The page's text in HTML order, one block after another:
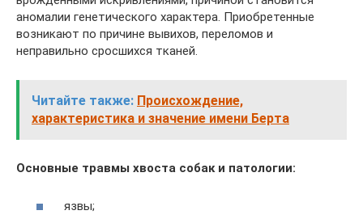
аномалии генетического характера. Приобретенные
возникают по причине вывихов, переломов и
неправильно сросшихся тканей.
Читайте также: Происхождение,
характеристика и значение имени Берта
Основные травмы хвоста собак и патологии:
язвы;